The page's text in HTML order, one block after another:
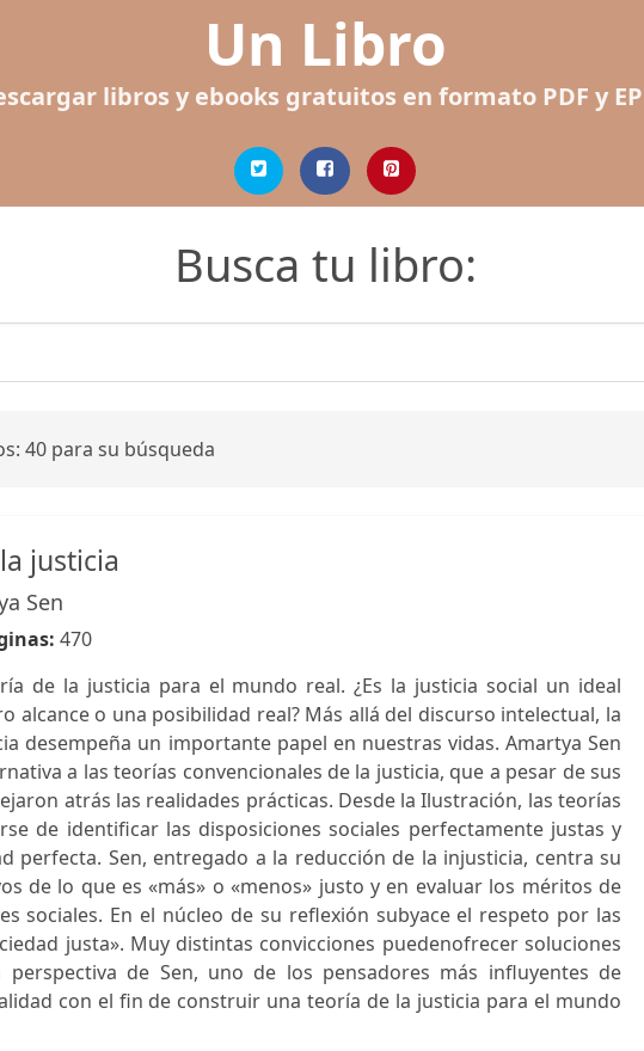
Un Libro
libros y ebooks gratuitos en formato PDF y
Busca tu libro:
40 para su búsqueda
justicia
Sen
470
de la justicia para el mundo real. ¿Es la justicia social un ideal
alcance o una posibilidad real? Más allá del discurso intelectual, la
desempeña un importante papel en nuestras vidas. Amartya Sen
a las teorías convencionales de la justicia, que a pesar de sus
atrás las realidades prácticas. Desde la Ilustración, las teorías
de identificar las disposiciones sociales perfectamente justas y
perfecta. Sen, entregado a la reducción de la injusticia, centra su
de lo que es «más» o «menos» justo y en evaluar los méritos de
sociales. En el núcleo de su reflexión subyace el respeto por las
justa». Muy distintas convicciones puedenofrecer soluciones
perspectiva de Sen, uno de los pensadores más influyentes de
con el fin de construir una teoría de la justicia para el mundo